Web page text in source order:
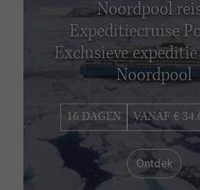
Noordpool reis
Expeditiecruise
Exclusieve
Noordpool
16 DAGEN VANAF €
Ontdek